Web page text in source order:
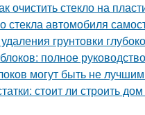
очистить стекло на
стекла автомобиля
грунтовки
полное
могут быть не
стоит ли строить